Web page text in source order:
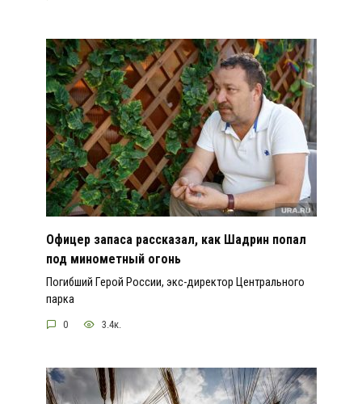
Офицер запаса рассказал, как Шадрин попал
под минометный огонь
Погибший Герой России, экс-директор Центрального
парка
0 3.4к.